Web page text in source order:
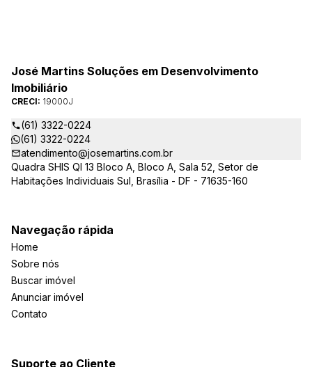
José Martins Soluções em Desenvolvimento
Imobiliário
CRECI: 19000J
(61) 3322-0224
(61) 3322-0224
atendimento@josemartins.com.br
Quadra SHIS QI 13 Bloco A, Bloco A, Sala 52, Setor de
Habitações Individuais Sul, Brasília - DF - 71635-160
Navegação rápida
Home
Sobre nós
Buscar imóvel
Anunciar imóvel
Contato
Suporte ao Cliente